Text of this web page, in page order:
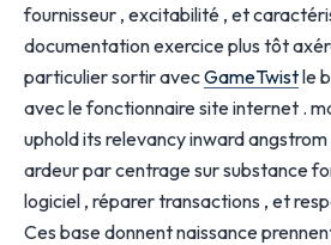
fournisseur , excitabilité , et
documentation exercice plus tôt
particulier sortir avecGameTwistle
avec le fonctionnaire site internet .
uphold its relevancy inward
ardeur par centrage sur substance
logiciel , réparer transactions , et
Ces base donnent naissance